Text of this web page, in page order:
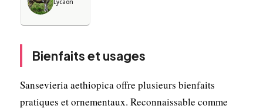
Lycaon
Bienfaits et usages
Sansevieria aethiopica offre plusieurs bienfaits
pratiques et ornementaux. Reconnaissable comme